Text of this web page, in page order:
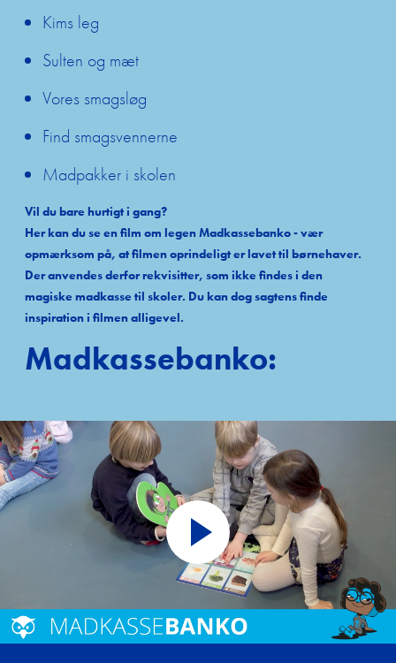
Kims leg
Sulten og mæt
Vores smagsløg
Find smagsvennerne
Madpakker i skolen
Vil du bare hurtigt i gang?
Her kan du se en film om legen Madkassebanko - vær
opmærksom på, at filmen oprindeligt er lavet til børnehaver.
Der anvendes derfor rekvisitter, som ikke findes i den
magiske madkasse til skoler. Du kan dog sagtens finde
inspiration i filmen alligevel.
Madkassebanko: